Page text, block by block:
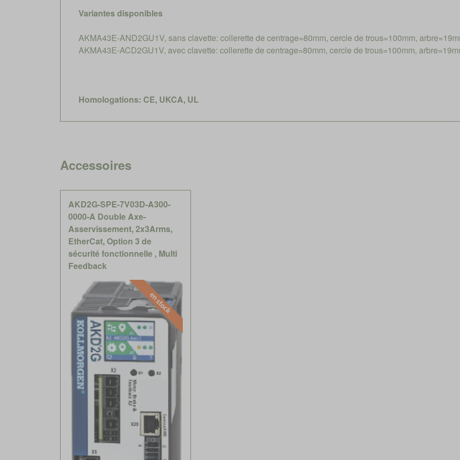
Variantes disponibles
AKMA43E-AND2GU1V, sans clavette: collerette de centrage=80mm, cercle de trous=100mm,
AKMA43E-ACD2GU1V, avec clavette: collerette de centrage=80mm, cercle de trous=100mm,
Homologations: CE, UKCA, UL
Accessoires
AKD2G-SPE-7V03D-A300-
0000-A Double Axe-
Asservissement, 2x3Arms,
EtherCat, Option 3 de
sécurité fonctionnelle , Multi
Feedback
en stock